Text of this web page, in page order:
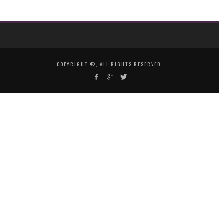
COPYRIGHT ©, ALL RIGHTS RESERVED.